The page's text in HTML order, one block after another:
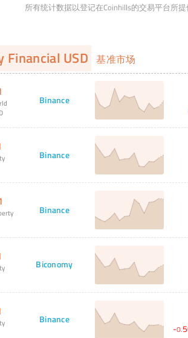
所有统计数据以登记在Coinhills的交易平台所提
USD 基准市场
Binance
Binance
Binance
Biconomy
Binance
-0.